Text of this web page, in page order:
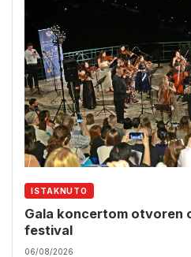
ISTAKNUTO
Gala koncertom otvoren
festival
06/08/2026